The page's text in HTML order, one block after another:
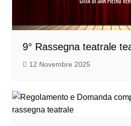
9° Rassegna teatrale
12 Novembre 2025